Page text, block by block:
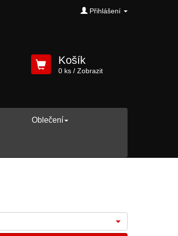
Přihlášení
Košík
0 ks/ Zobrazit
Oblečení